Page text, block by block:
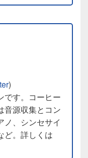
)
です。コーヒー
音源収集とコン
ノ、シンセサイ
ど。詳しくは